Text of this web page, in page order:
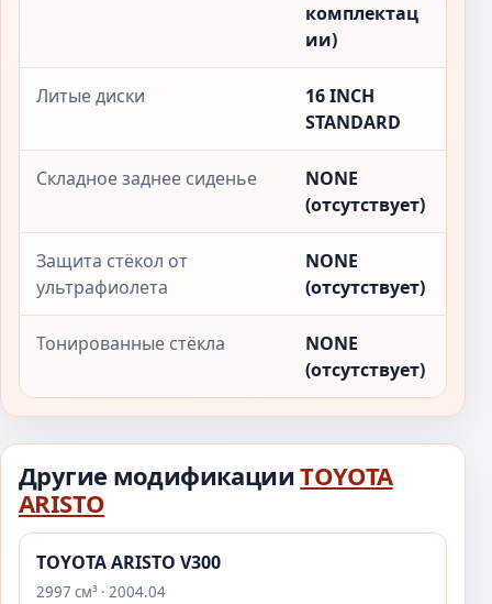
комплектац
ии)
Литые диски
16 INCH
STANDARD
Складное заднее сиденье
NONE
(отсутствует)
Защита стёкол от
ультрафиолета
NONE
(отсутствует)
Тонированные стёкла
NONE
(отсутствует)
Другие модификацииTOYOTA
ARISTO
TOYOTA ARISTO V300
2997 см³ · 2004.04